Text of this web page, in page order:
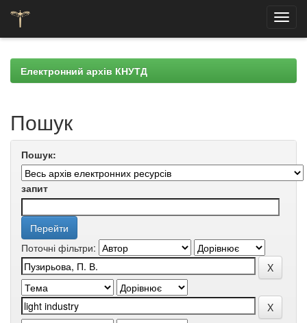
navigationЕлектронний архів КНУТД
Пошук
Пошук:
запит
Поточні фільтри: